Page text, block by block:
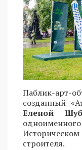
Паблик-арт-
созданный
Еленой
строителя.